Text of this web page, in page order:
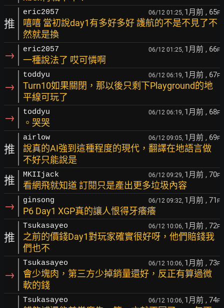
推
eric2057 06/12 01:25, 1月前 , 65F
嘻嘻 當初說day1有多好多好 護航的不是不見了不
然就是換
→ eric2057 06/12 01:25, 1月前 , 66F
一種說法了 哎可憐啊
→
toddyu 06/12 06:19, 1月前 , 67F
Turn10如果關閉，那以後只剩下Playground的地
平線可玩了
→ toddyu 06/12 06:19, 1月前 , 68F
。哭哭
推
airlow 06/12 09:05, 1月前 , 69F
說真的AI強到這種程度的現代，翻譯在地語言做
不好只能說是
推 MKIIjack 06/12 09:29, 1月前 , 70F
看網飛就知道 訂閱只是產出更多垃圾內容
→ ginsong 06/12 09:32, 1月前 , 71 F
P6 Day1 XGP真的讓人恨得牙癢癢
推
Tsukasayeo 06/12 10:06, 1月前 , 72F
之前的價錢Day1對玩家確實很好呀，他們賠錢我
們也不
→
Tsukasayeo 06/12 10:06, 1月前 , 73F
會少塊肉，第三方少掉銷量還好，反正有算過微
軟的錢
Tsukasayeo 06/12 10:06, 1月前 , 74F